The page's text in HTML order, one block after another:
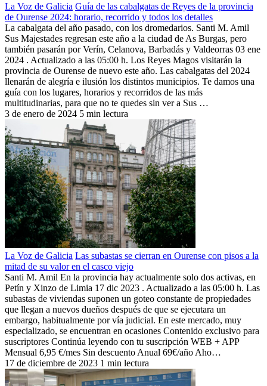
La Voz de Galicia Guía de las cabalgatas de Reyes de la provincia
de Ourense 2024: horario, recorrido y todos los detalles
La cabalgata del año pasado, con los dromedarios. Santi M. Amil
Sus Majestades regresan este año a la ciudad de As Burgas, pero
también pasarán por Verín, Celanova, Barbadás y Valdeorras 03 ene
2024 . Actualizado a las 05:00 h. Los Reyes Magos visitarán la
provincia de Ourense de nuevo este año. Las cabalgatas del 2024
llenarán de alegría e ilusión los distintos municipios. Te damos una
guía con los lugares, horarios y recorridos de las más
multitudinarias, para que no te quedes sin ver a Sus …
3 de enero de 2024 5 min lectura
La Voz de Galicia Las subastas se cierran en Ourense con pisos a la
mitad de su valor en el casco viejo
Santi M. Amil En la provincia hay actualmente solo dos activas, en
Petín y Xinzo de Limia 17 dic 2023 . Actualizado a las 05:00 h. Las
subastas de viviendas suponen un goteo constante de propiedades
que llegan a nuevos dueños después de que se ejecutara un
embargo, habitualmente por vía judicial. En este mercado, muy
especializado, se encuentran en ocasiones Contenido exclusivo para
suscriptores Continúa leyendo con tu suscripción WEB + APP
Mensual 6,95 €/mes Sin descuento Anual 69€/año Aho…
17 de diciembre de 2023 1 min lectura